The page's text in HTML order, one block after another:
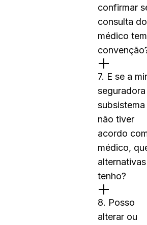
confirmar
consulta do
médico tem
7. E se a
subsistema
não tiver
acordo
médico,
alternativas
tenho?
8. Posso
alterar ou